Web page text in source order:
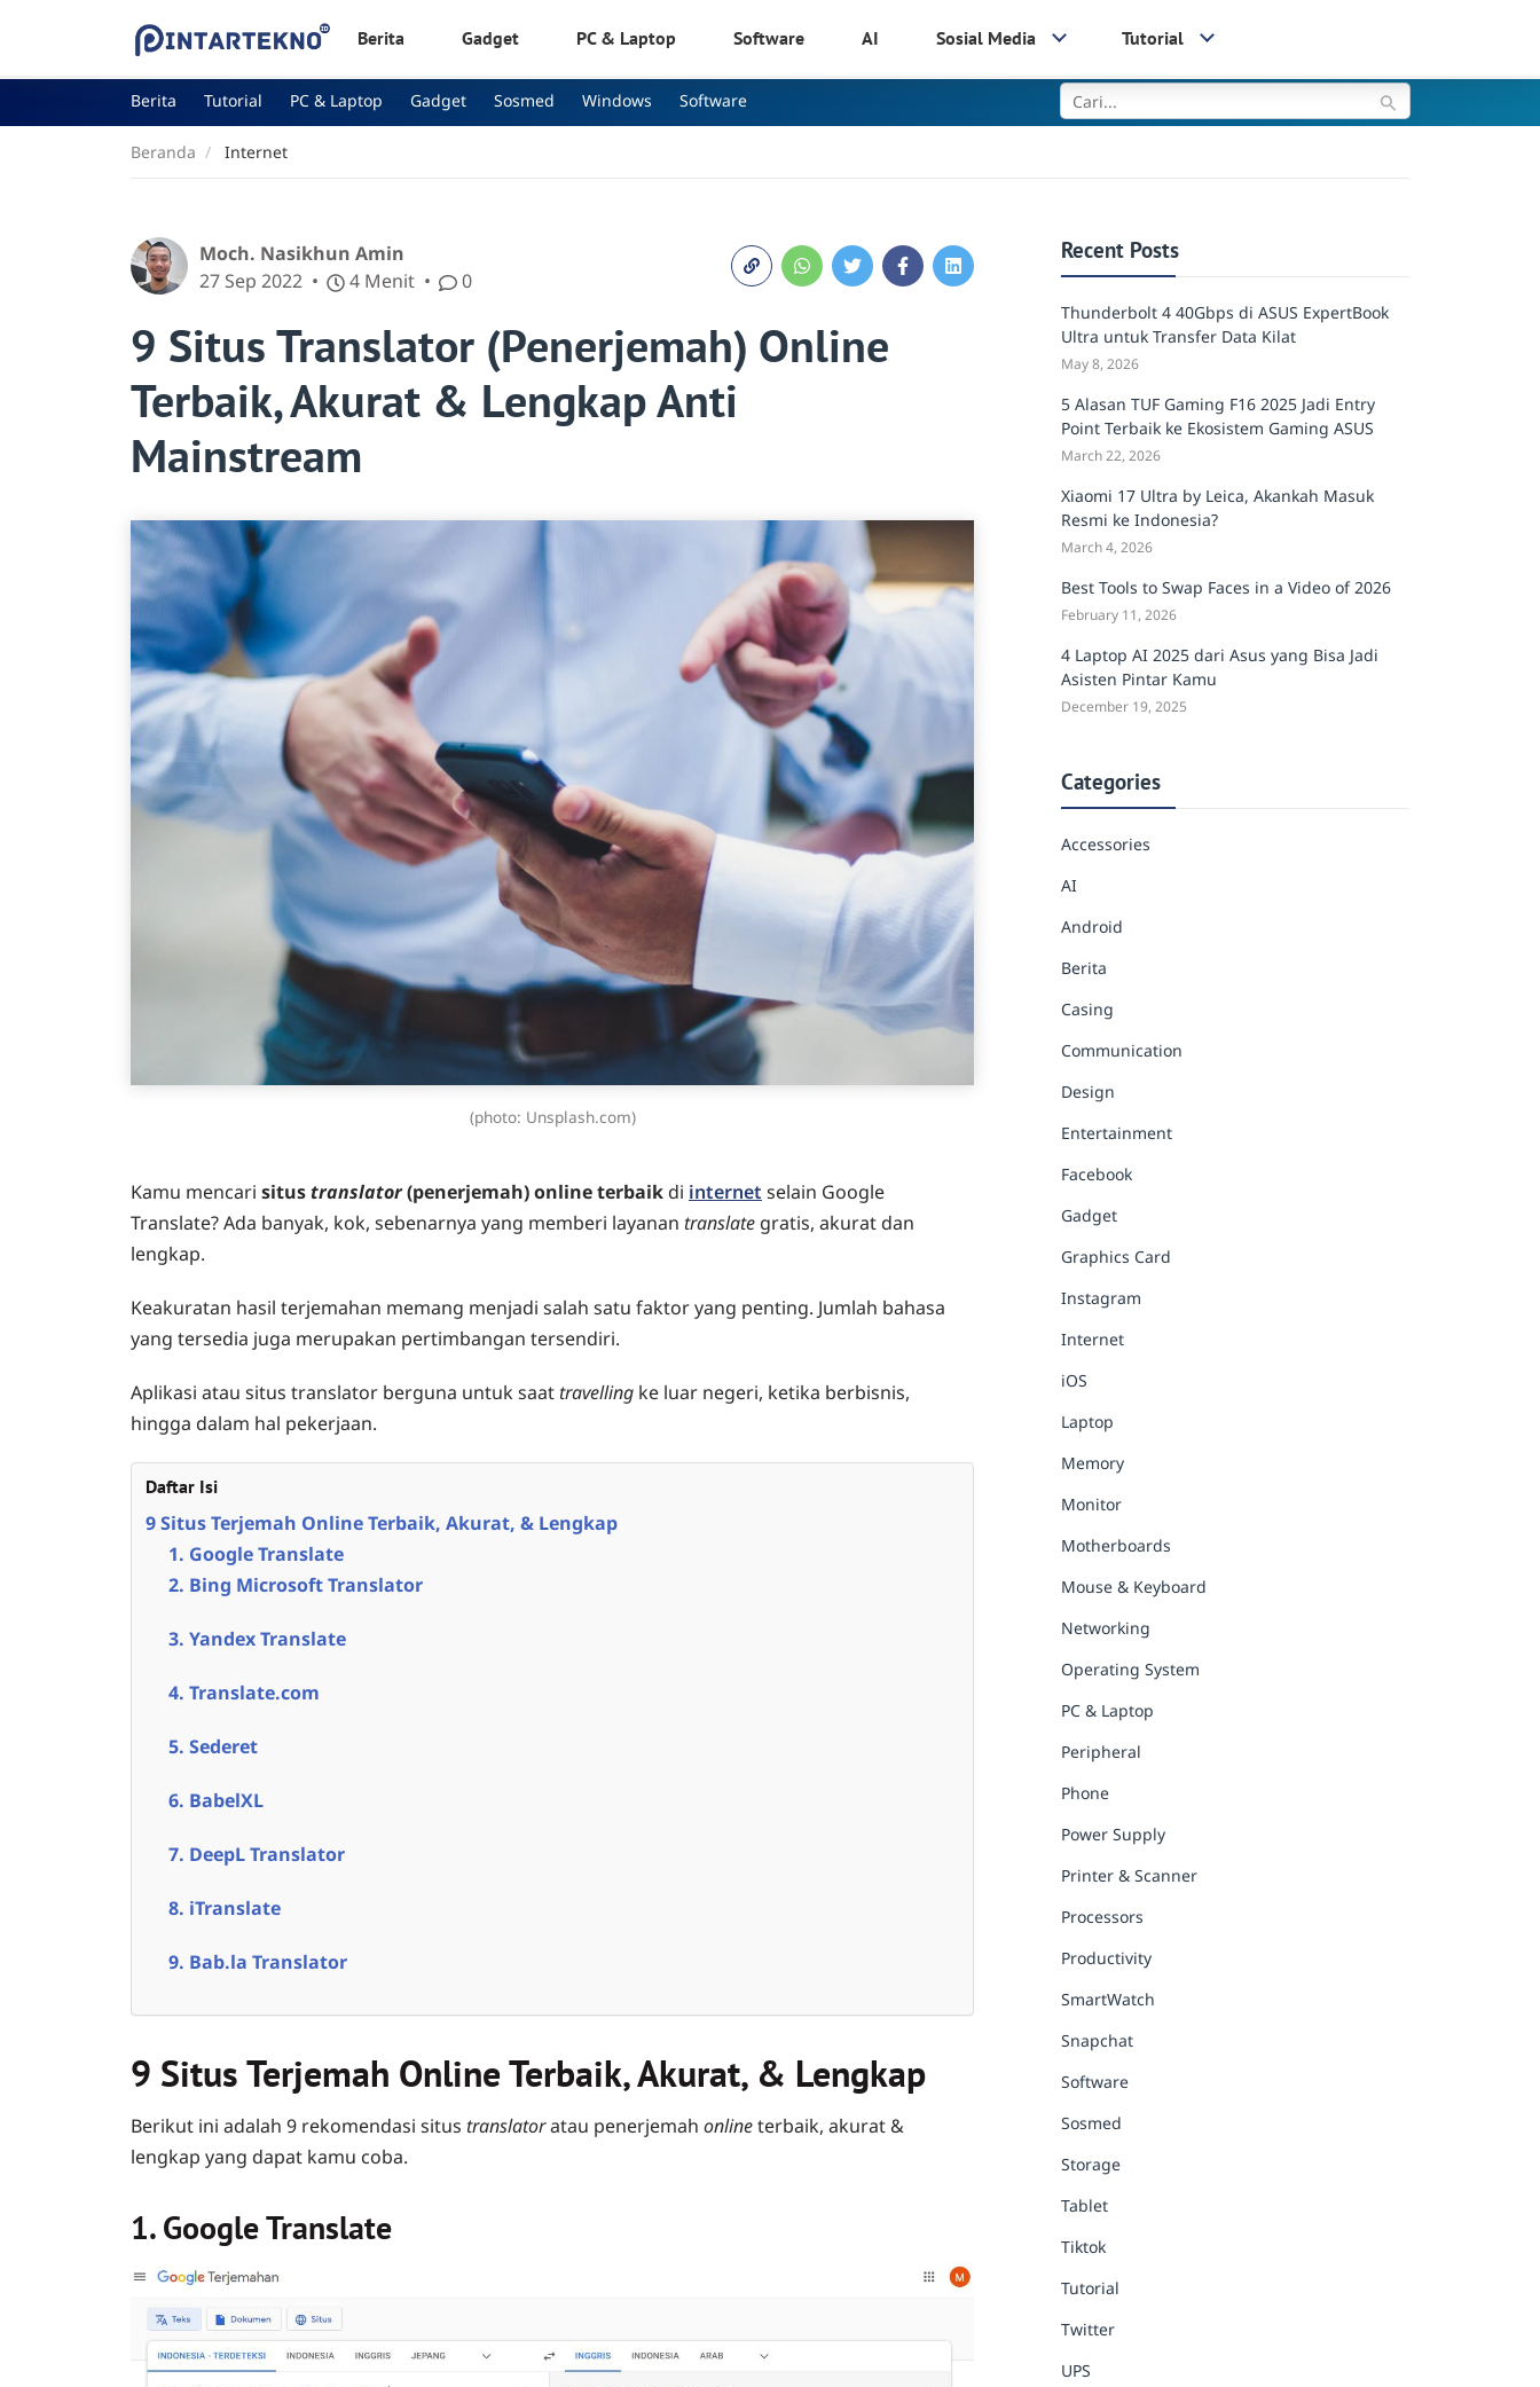
Berita Gadget PC & Laptop Software AI Sosial Media Tutorial
Berita Tutorial PC & Laptop Gadget Sosmed Windows Software
Beranda Internet
9 Situs Translator (Penerjemah) Online
Terbaik, Akurat & Lengkap Anti
Mainstream
Moch. Nasikhun Amin
27 Sep 2022
4 Menit 0
(photo: Unsplash.com)
Kamu mencari situstranslator(penerjemah) online terbaik di internet selain Google
Translate? Ada banyak, kok, sebenarnya yang memberi layanan translate gratis, akurat dan
lengkap.
Keakuratan hasil terjemahan memang menjadi salah satu faktor yang penting. Jumlah bahasa
yang tersedia juga merupakan pertimbangan tersendiri.
Aplikasi atau situs translator berguna untuk saattravelling ke luar negeri, ketika berbisnis,
hingga dalam hal pekerjaan.
Daftar Isi
9 Situs Terjemah Online Terbaik, Akurat, & Lengkap
1. Google Translate
2. Bing Microsoft Translator
3. Yandex Translate
4. Translate.com
5. Sederet
6. BabelXL
7. DeepL Translator
8. iTranslate
9. Bab.la Translator
9 Situs Terjemah Online Terbaik, Akurat, & Lengkap
Berikut ini adalah 9 rekomendasi situs translatoratau penerjemah onlineterbaik, akurat &
lengkap yang dapat kamu coba.
1. Google Translate
Recent Posts
Thunderbolt 4 40Gbps di ASUS ExpertBook
Ultra untuk Transfer Data Kilat
May 8, 2026
5 Alasan TUF Gaming F16 2025 Jadi Entry
Point Terbaik ke Ekosistem Gaming ASUS
March 22, 2026
Xiaomi 17 Ultra by Leica, Akankah Masuk
Resmi ke Indonesia?
March 4, 2026
Best Tools to Swap Faces in a Video of 2026
February 11, 2026
4 Laptop AI 2025 dari Asus yang Bisa Jadi
Asisten Pintar Kamu
December 19, 2025
Categories
Accessories
AI
Android
Berita
Casing
Communication
Design
Entertainment
Facebook
Gadget
Graphics Card
Instagram
Internet
iOS
Laptop
Memory
Monitor
Motherboards
Mouse & Keyboard
Networking
Operating System
PC & Laptop
Peripheral
Phone
Power Supply
Printer & Scanner
Processors
Productivity
SmartWatch
Snapchat
Software
Sosmed
Storage
Tablet
Tiktok
Tutorial
Twitter
UPS